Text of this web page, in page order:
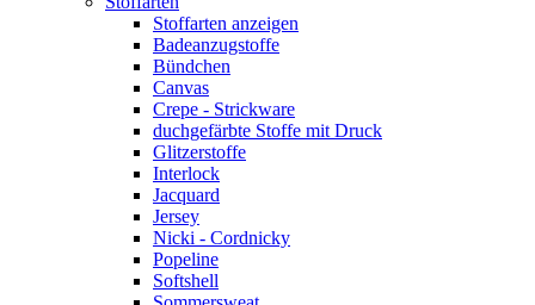
Stoffarten anzeigen
Badeanzugstoffe
Bündchen
Canvas
Crepe - Strickware
duchgefärbte Stoffe mit Druck
Glitzerstoffe
Interlock
Jacquard
Jersey
Nicki - Cordnicky
Popeline
Softshell